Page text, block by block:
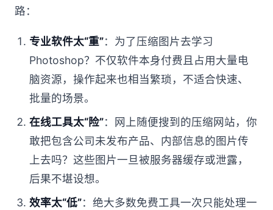
路：
专业软件太“重”：为了压缩图片去学习
Photoshop？不仅软件本身付费且占用大量电
脑资源，操作起来也相当繁琐，不适合快速、
批量的场景。
在线工具太“险”：网上随便搜到的压缩网站，你
敢把包含公司未发布产品、内部信息的图片传
上去吗？这些图片一旦被服务器缓存或泄露，
后果不堪设想。
效率太“低”：绝大多数免费工具一次只能处理一